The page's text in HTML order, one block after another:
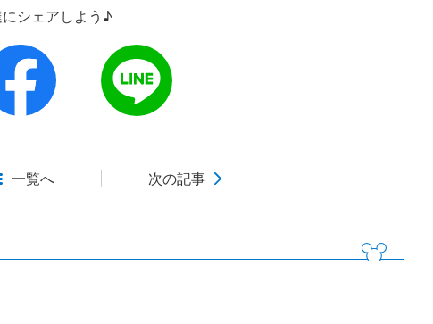
シェアしよう♪
一覧へ 次の記事